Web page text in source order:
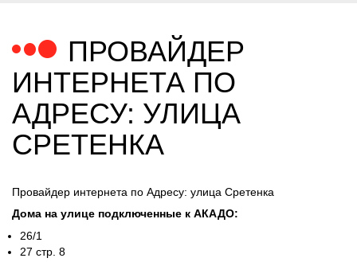
ПРОВАЙДЕР
ИНТЕРНЕТА ПО
АДРЕСУ: УЛИЦА
СРЕТЕНКА
Провайдер интернета по Адресу: улица Сретенка
Дома на улице подключенные к АКАДО:
26/1
27 стр. 8